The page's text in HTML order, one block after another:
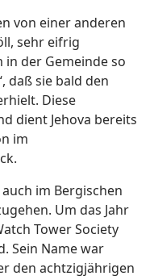
von einer anderen
sehr eifrig
der Gemeinde so
daß sie bald den
Diese
dient Jehova bereits
im
im Bergischen
Um das Jahr
Tower Society
Sein Name war
den achtzigjährigen